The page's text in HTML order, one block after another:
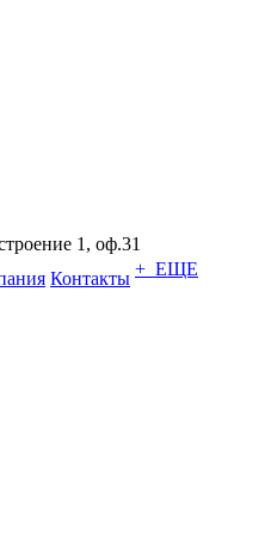
1, оф.31
Контакты + ЕЩЕ